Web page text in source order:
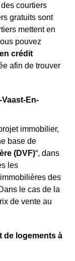
courtiers
gratuits sont
mettent en
pouvez
crédit
afin de trouver
En-
immobilier,
base de
(DVF)“, dans
les
des
le cas de la
de vente au
de logements à